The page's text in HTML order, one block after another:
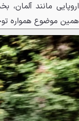
اروپایی مانند
همین موضوع همواره